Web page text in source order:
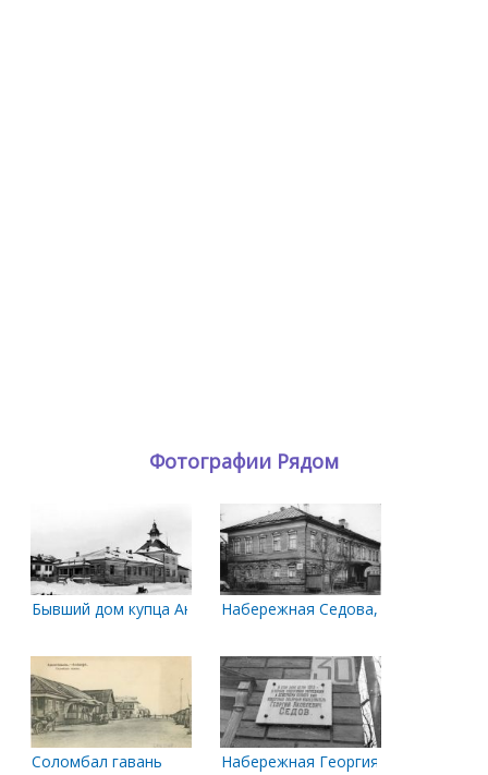
Фотографии Рядом
Бывший дом купца Андерсона. 1920 год
Набережная Седова, 30
Соломбал гавань Набережная Георгия Седова, 30